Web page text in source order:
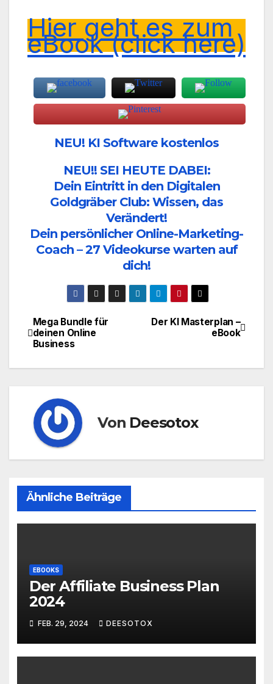
Hier geht es zum
eBook (click here)
NEU! KI Software kostenlos
NEU!! SEI HEUTE DABEI:
Dein Eintritt in den Digitalen
Goldgräber Club: Wissen, das
Verändert!
Dein persönlicher Online-Marketing-
Coach – 27 Videokurse warten auf
dich!
Beitragsnavigation
Der KI Masterplan –
eBook
Mega Bundle für
deinen Online
Business
Von Deesotox
Ähnliche Beiträge
EBOOKS
Der Affiliate Business Plan
2024
FEB. 29, 2024 DEESOTOX